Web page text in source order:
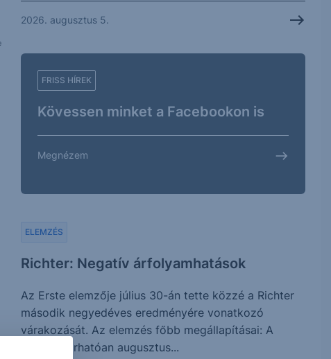
2026. augusztus 5.
FRISS HÍREK
Kövessen minket a Facebookon is
Megnézem
Richter: Negatív árfolyamhatások
ELEMZÉS
Az Erste elemzője július 30-án tette közzé a Richter
második negyedéves eredményére vonatkozó
várakozását. Az elemzés főbb megállapításai: A
Richter várhatóan augusztus...